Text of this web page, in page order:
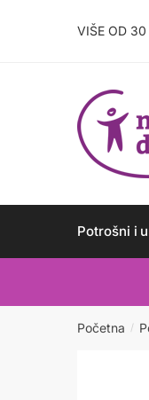
VIŠE OD
Potrošni i
Početna /